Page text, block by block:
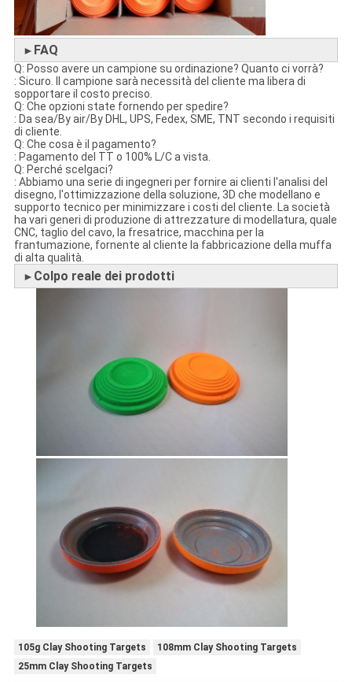
► FAQ
Q: Posso avere un campione su ordinazione? Quanto ci vorrà?
: Sicuro. Il campione sarà necessità del cliente ma libera di
sopportare il costo preciso.
Q: Che opzioni state fornendo per spedire?
: Da sea/By air/By DHL, UPS, Fedex, SME, TNT secondo i requisiti
di cliente.
Q: Che cosa è il pagamento?
: Pagamento del TT o 100% L/C a vista.
Q: Perché scelgaci?
: Abbiamo una serie di ingegneri per fornire ai clienti l'analisi del
disegno, l'ottimizzazione della soluzione, 3D che modellano e
supporto tecnico per minimizzare i costi del cliente. La società
ha vari generi di produzione di attrezzature di modellatura, quale
CNC, taglio del cavo, la fresatrice, macchina per la
frantumazione, fornente al cliente la fabbricazione della muffa
di alta qualità.
► Colpo reale dei prodotti
105g Clay Shooting Targets
108mm Clay Shooting Targets
25mm Clay Shooting Targets